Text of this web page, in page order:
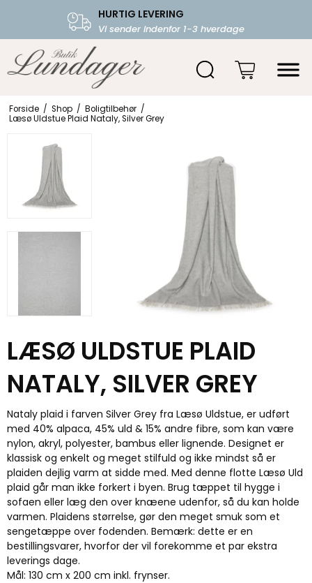
HURTIG LEVERING
Vi sender indenfor 1-3 hverdage
FRI FRAGT OVER 599.-
Starter fra 39,-
Forside / Shop / Boligtilbehør /
Læsø Uldstue Plaid Nataly, Silver Grey
LÆSØ ULDSTUE PLAID
NATALY, SILVER GREY
Nataly plaid i farven Silver Grey fra Læsø Uldstue, er udført
med 40% alpaca, 45% uld & 15% andre fibre, som kan være
nylon, akryl, polyester, bambus eller lignende. Designet er
klassisk og enkelt og meget stilfuld og ikke mindst så er
plaiden dejlig varm at sidde med. Med denne flotte Læsø Uld
plaid går man ikke forkert i byen. Brug tæppet til hygge i
sofaen eller læg den over knæene udenfor, så du kan holde
varmen. Plaidens størrelse, gør den meget smuk som et
sengetæppe over fodenden. Bemærk: dette er en
bestillingsvarer, hvorfor der vil forekomme et par ekstra
leverings dage.
Mål: 130 cm x 200 cm inkl. frynser.